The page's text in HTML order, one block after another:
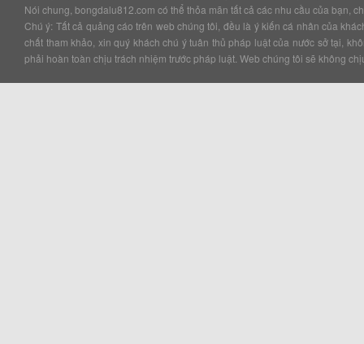
Nói chung, bongdalu812.com có thể thỏa mãn tất cả các nhu cầu của bạn,
Chú ý: Tất cả quảng cáo trên web chúng tôi, đều là ý kiến cá nhân của
chất tham khảo, xin quý khách chú ý tuân thủ pháp luật của nước sở tại,
phải hoàn toàn chịu trách nhiệm trước pháp luật. Web chúng tôi sẽ không